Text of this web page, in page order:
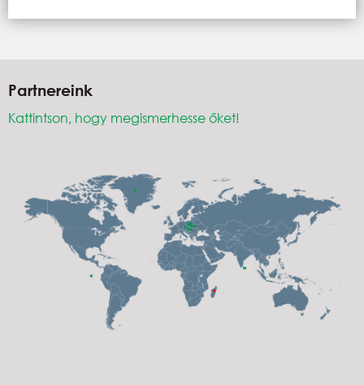
Partnereink
Kattintson, hogy megismerhesse őket!